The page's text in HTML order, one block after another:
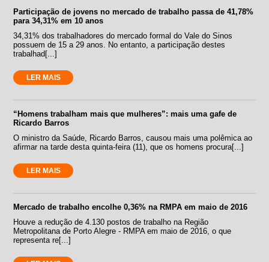
Participação de jovens no mercado de trabalho passa de 41,78%
para 34,31% em 10 anos
34,31% dos trabalhadores do mercado formal do Vale do Sinos
possuem de 15 a 29 anos. No entanto, a participação destes
trabalhad[...]
LER MAIS
“Homens trabalham mais que mulheres”: mais uma gafe de
Ricardo Barros
O ministro da Saúde, Ricardo Barros, causou mais uma polêmica ao
afirmar na tarde desta quinta-feira (11), que os homens procura[...]
LER MAIS
Mercado de trabalho encolhe 0,36% na RMPA em maio de 2016
Houve a redução de 4.130 postos de trabalho na Região
Metropolitana de Porto Alegre - RMPA em maio de 2016, o que
representa re[...]